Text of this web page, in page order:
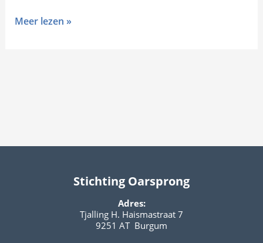
Meer lezen »
Stichting Oarsprong
Adres:
Tjalling H. Haismastraat 7
9251 AT Burgum